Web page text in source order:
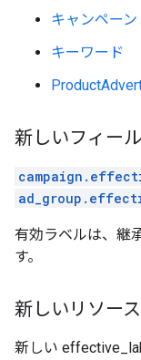
キャンペーン
キーワード
新しいフィー
有効ラベルは、継
す。
新しいリソース
新しい